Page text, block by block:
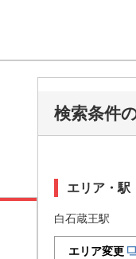
検索条件
エリア・駅
白石蔵王駅
エリア変更